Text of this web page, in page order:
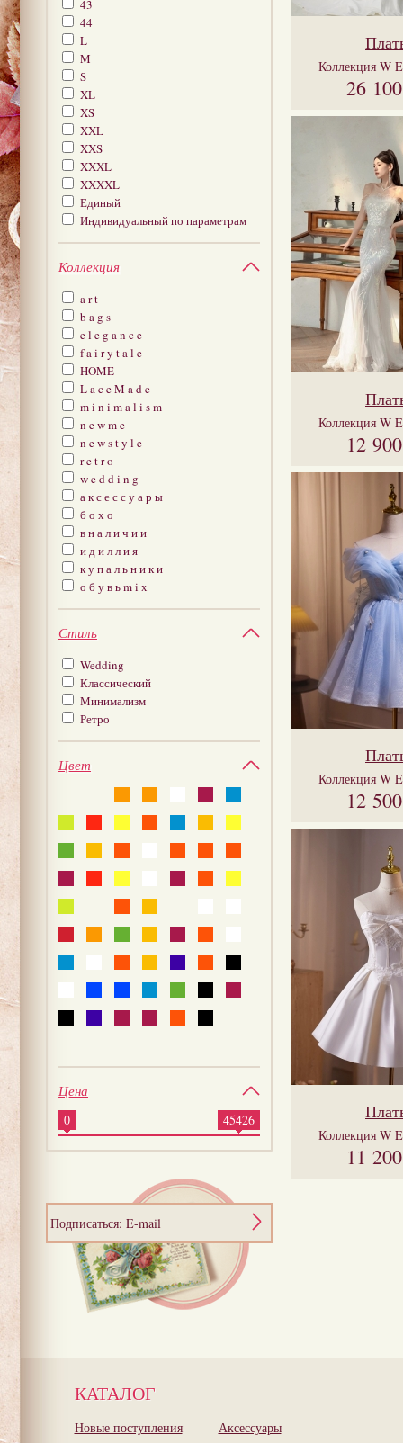
43
44
L
M
S
XL
XS
XXL
XXS
XXXL
XXXXL
Единый
Индивидуальный по параметрам
Коллекция
a r t
b a g s
e l e g a n c e
f a i r y t a l e
HOME
L a c e M a d e
m i n i m a l i s m
n e w m e
n e w s t y l e
r e t r o
w e d d i n g
а к с е с с у а р ы
б о х о
в н а л и ч и и
и д и л л и я
к у п а л ь н и к и
о б у в ь m i x
Стиль
Wedding
Классический
Минимализм
Ретро
Цвет
Цена
0 45426
Подписаться: E-mail
Коллекция W
26
Коллекция W
12
Коллекция W
12
Коллекция W
11
КАТАЛОГ
Новые поступления Аксессуары